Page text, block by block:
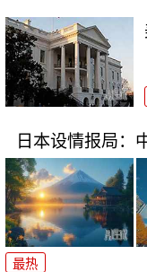
日本设情报局：
最热